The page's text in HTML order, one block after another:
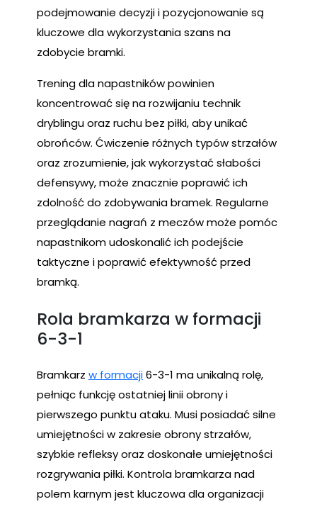
podejmowanie decyzji i pozycjonowanie są
kluczowe dla wykorzystania szans na
zdobycie bramki.
Trening dla napastników powinien
koncentrować się na rozwijaniu technik
dryblingu oraz ruchu bez piłki, aby unikać
obrońców. Ćwiczenie różnych typów strzałów
oraz zrozumienie, jak wykorzystać słabości
defensywy, może znacznie poprawić ich
zdolność do zdobywania bramek. Regularne
przeglądanie nagrań z meczów może pomóc
napastnikom udoskonalić ich podejście
taktyczne i poprawić efektywność przed
bramką.
Rola bramkarza w formacji
6-3-1
Bramkarz w formacji6-3-1 ma unikalną rolę,
pełniąc funkcję ostatniej linii obrony i
pierwszego punktu ataku. Musi posiadać silne
umiejętności w zakresie obrony strzałów,
szybkie refleksy oraz doskonałe umiejętności
rozgrywania piłki. Kontrola bramkarza nad
polem karnym jest kluczowa dla organizacji